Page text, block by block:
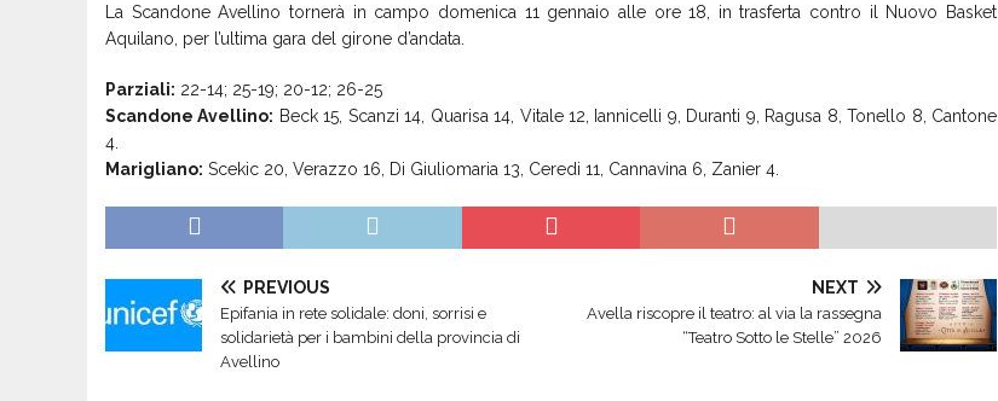
La Scandone Avellino tornerà in campo domenica 11 gennaio alle ore 18, in trasferta contro il Nuovo Basket
Aquilano, per l’ultima gara del girone d’andata.
Parziali: 22-14; 25-19; 20-12; 26-25
Scandone Avellino: Beck 15, Scanzi 14, Quarisa 14, Vitale 12, Iannicelli 9, Duranti 9, Ragusa 8, Tonello 8, Cantone
4.
Marigliano: Scekic 20, Verazzo 16, Di Giuliomaria 13, Ceredi 11, Cannavina 6, Zanier 4.
PREVIOUS
Epifania in rete solidale: doni, sorrisi e
solidarietà per i bambini della provincia di
Avellino
NEXT
Avella riscopre il teatro: al via la rassegna
“Teatro Sotto le Stelle” 2026